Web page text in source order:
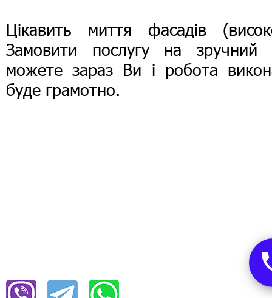
Цікавить миття фасадів
Замовити послугу на зручний
можете зараз Ви і робота
буде грамотно.